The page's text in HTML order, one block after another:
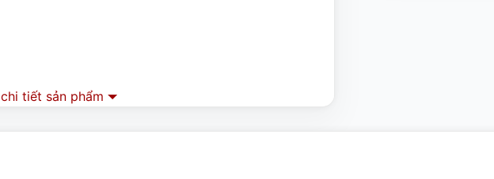
hệ thống tuần hoàn đưa lại khí nóng đã thải vào lồng
tiết sản phẩm